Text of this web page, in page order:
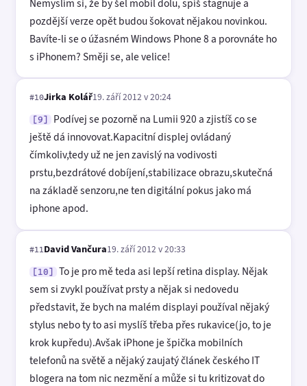
pozdější verze opět budou šokovat nějakou novinkou.
Bavíte-li se o úžasném Windows Phone 8 a porovnáte ho
s iPhonem? Směji se, ale velice!
#10Jirka Kolář19. září 2012 v 20:24
[9]
Podívej se pozorně na Lumii 920 a zjistíš co se
ještě dá innovovat.Kapacitní displej ovládaný
čímkoliv,tedy už ne jen zavislý na vodivosti
prstu,bezdrátové dobíjení,stabilizace obrazu,skutečná
na základě senzoru,ne ten digitální pokus jako má
iphone apod.
#11David Vančura19. září 2012 v 20:33
[10]
To je pro mě teda asi lepší retina display. Nějak
sem si zvykl používat prsty a nějak si nedovedu
představit, že bych na malém displayi používal nějaký
stylus nebo ty to asi myslíš třeba přes rukavice(jo, to je
krok kupředu).Avšak iPhone je špička mobilních
telefonů na světě a nějaký zaujatý článek českého IT
blogera na tom nic nezmění a může si tu kritizovat do